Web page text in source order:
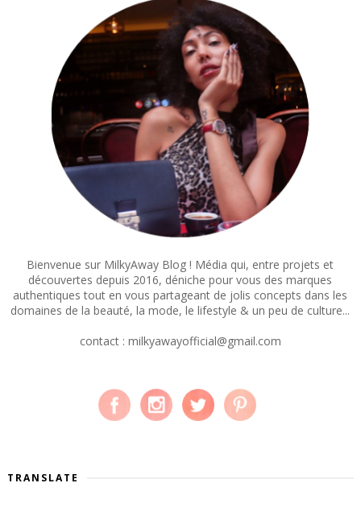
Bienvenue sur MilkyAway Blog ! Média qui, entre projets et
découvertes depuis 2016, déniche pour vous des marques
authentiques tout en vous partageant de jolis concepts dans les
domaines de la beauté, la mode, le lifestyle & un peu de culture...
contact : milkyawayofficial@gmail.com
TRANSLATE